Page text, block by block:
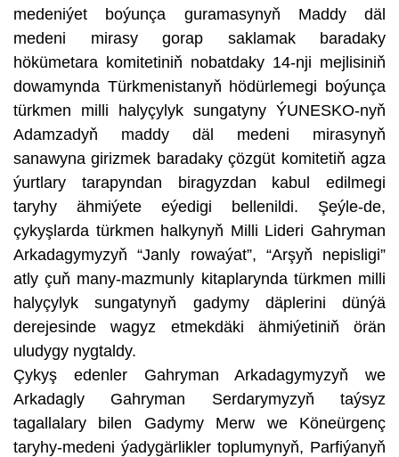
medeniýet boýunça guramasynyň Maddy däl
medeni mirasy gorap saklamak baradaky
hökümetara komitetiniň nobatdaky 14-nji mejlisiniň
dowamynda Türkmenistanyň hödürlemegi boýunça
türkmen milli halyçylyk sungatyny ÝUNESKO-nyň
Adamzadyň maddy däl medeni mirasynyň
sanawyna girizmek baradaky çözgüt komitetiň agza
ýurtlary tarapyndan biragyzdan kabul edilmegi
taryhy ähmiýete eýedigi bellenildi. Şeýle-de,
çykyşlarda türkmen halkynyň Milli Lideri Gahryman
Arkadagymyzyň “Janly rowaýat”, “Arşyň nepisligi”
atly çuň many-mazmunly kitaplarynda türkmen milli
halyçylyk sungatynyň gadymy däplerini dünýä
derejesinde wagyz etmekdäki ähmiýetiniň örän
uludygy nygtaldy.
Çykyş edenler Gahryman Arkadagymyzyň we
Arkadagly Gahryman Serdarymyzyň taýsyz
tagallalary bilen Gadymy Merw we Köneürgenç
taryhy-medeni ýadygärlikler toplumynyň, Parfiýanyň